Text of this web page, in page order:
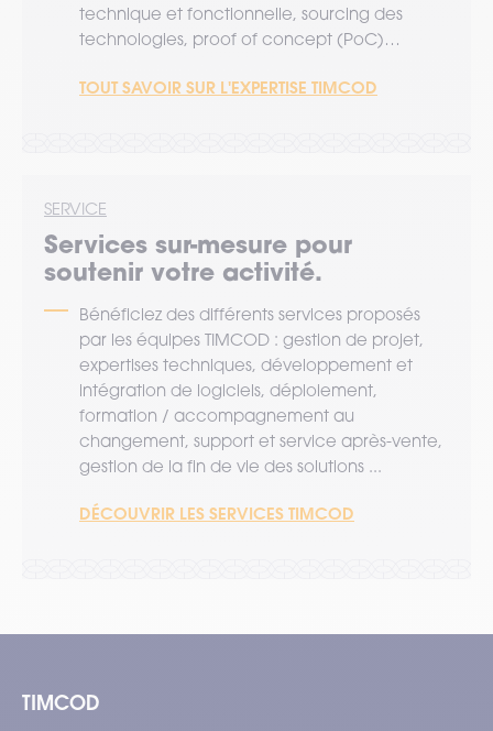
technique et fonctionnelle, sourcing des
technologies, proof of concept (PoC)…
TOUT SAVOIR SUR L'EXPERTISE TIMCOD
SERVICE
Services sur-mesure pour
soutenir votre activité.
Bénéficiez des différents services proposés
par les équipes TIMCOD : gestion de projet,
expertises techniques, développement et
intégration de logiciels, déploiement,
formation / accompagnement au
changement, support et service après-vente,
gestion de la fin de vie des solutions ...
DÉCOUVRIR LES SERVICES TIMCOD
TIMCOD